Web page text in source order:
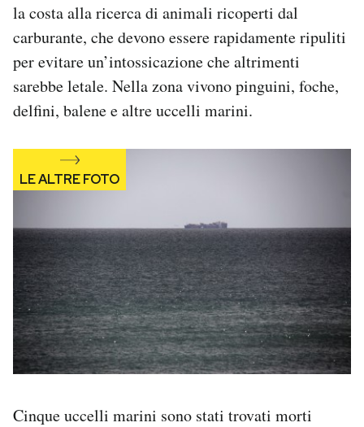
la costa alla ricerca di animali ricoperti dal
carburante, che devono essere rapidamente ripuliti
per evitare un’intossicazione che altrimenti
sarebbe letale. Nella zona vivono pinguini, foche,
delfini, balene e altre uccelli marini.
Cinque uccelli marini sono stati trovati morti